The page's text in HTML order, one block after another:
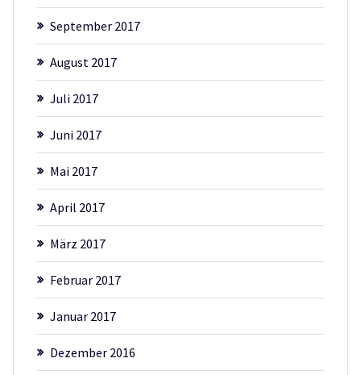
September 2017
August 2017
Juli 2017
Juni 2017
Mai 2017
April 2017
März 2017
Februar 2017
Januar 2017
Dezember 2016